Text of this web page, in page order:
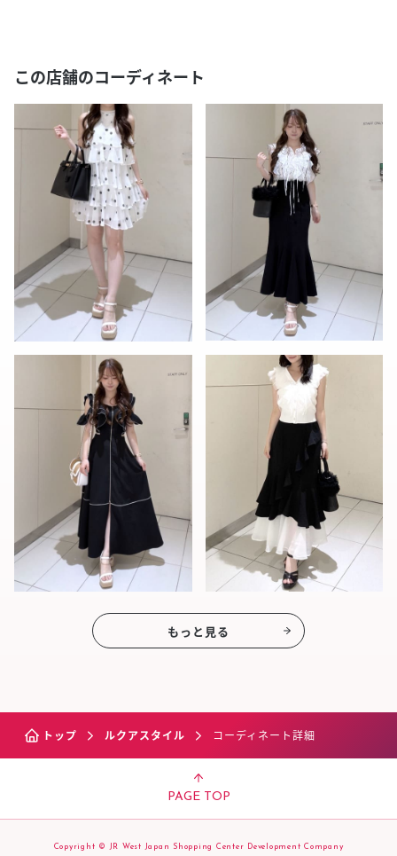
この店舗のコーディネート
もっと見る
トップ ルクアスタイル コーディネート詳細
PAGE TOP
Copyright © JR West Japan Shopping Center Development Company